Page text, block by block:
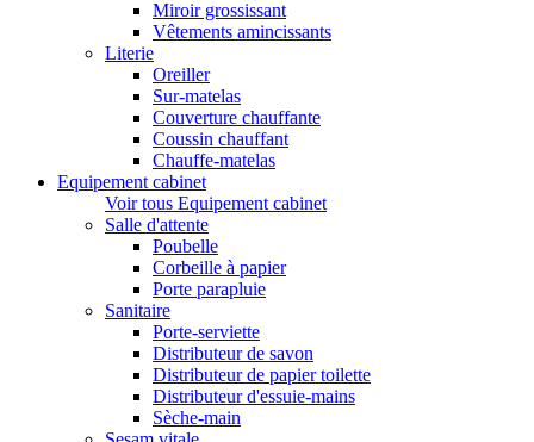
Miroir grossissant
Vêtements amincissants
Literie
Oreiller
Sur-matelas
Couverture chauffante
Coussin chauffant
Chauffe-matelas
Equipement cabinet
Voir tous Equipement cabinet
Salle d'attente
Poubelle
Corbeille à papier
Porte parapluie
Sanitaire
Porte-serviette
Distributeur de savon
Distributeur de papier toilette
Distributeur d'essuie-mains
Sèche-main